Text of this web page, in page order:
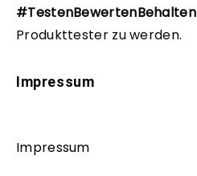
#TestenBewertenBehalten
Produkttester zu werden.
Impressum
Impressum